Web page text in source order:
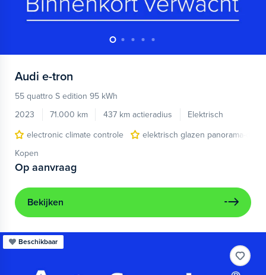
Audi e-tron
55 quattro S edition 95 kWh
2023
71.000 km 437 km actieradius
Elektrisch
electronic climate controle
elektrisch glazen panorama-dak
Kopen
Op aanvraag
Bekijken
Beschikbaar